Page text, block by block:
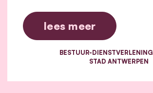
lees meer
BESTUUR-DIENSTVERLENING
STAD ANTWERPEN